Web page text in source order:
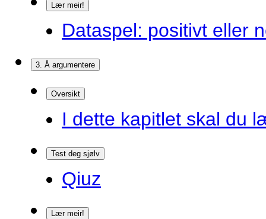
Lær meir!
Dataspel: positivt eller
3. Å argumentere
Oversikt
I dette kapitlet skal du
Test deg sjølv
Qiuz
Lær meir!